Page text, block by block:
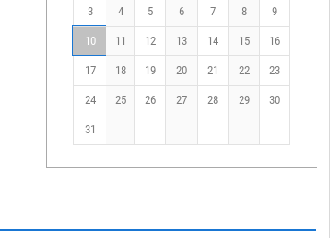
3 4 5 6 7 8 9
10 11 12 13 14 15 16
17 18 19 20 21 22 23
24 25 26 27 28 29 30
31